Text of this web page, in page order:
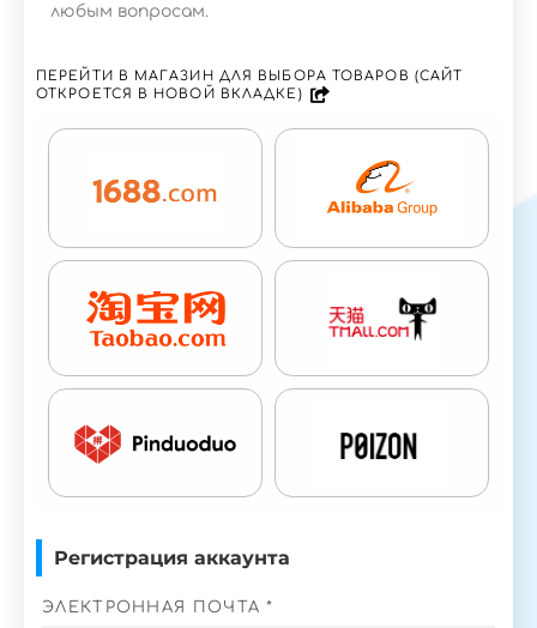
любым вопросам.
ПЕРЕЙТИ В МАГАЗИН ДЛЯ ВЫБОРА ТОВАРОВ (САЙТ
ОТКРОЕТСЯ В НОВОЙ ВКЛАДКЕ)
Регистрация аккаунта
ЭЛЕКТРОННАЯ ПОЧТА *